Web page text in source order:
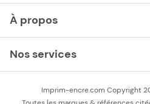
À propos
Nos services
Imprim-encre.com Copyright